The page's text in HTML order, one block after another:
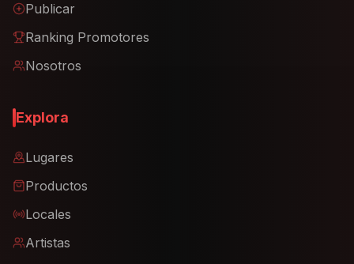
Publicar
Ranking Promotores
Nosotros
Explora
Lugares
Productos
Locales
Artistas